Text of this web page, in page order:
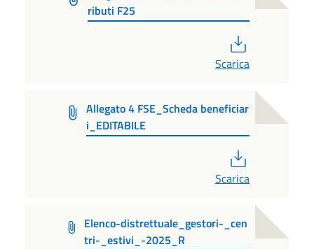
ributi F25
Scarica
Allegato 4 FSE_Scheda beneficiar
i_EDITABILE
Scarica
Elenco-distrettuale_gestori-_cen
tri-_estivi_-2025_R